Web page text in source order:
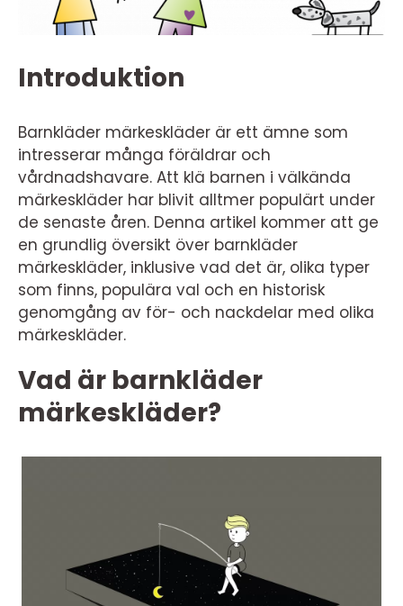
Introduktion
Barnkläder märkeskläder är ett ämne som
intresserar många föräldrar och
vårdnadshavare. Att klä barnen i välkända
märkeskläder har blivit alltmer populärt under
de senaste åren. Denna artikel kommer att ge
en grundlig översikt över barnkläder
märkeskläder, inklusive vad det är, olika typer
som finns, populära val och en historisk
genomgång av för- och nackdelar med olika
märkeskläder.
Vad är barnkläder
märkeskläder?